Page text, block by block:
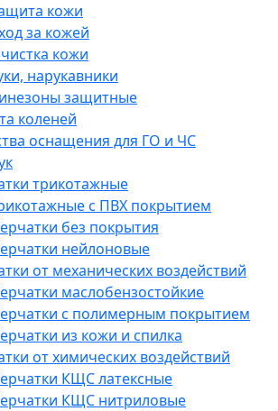
кожи
за кожей
кожи
нарукавники
защитные
коленей
оснащения для ГО и ЧС
трикотажные
с ПВХ покрытием
без покрытия
нейлоновые
от механических воздействий
маслобензостойкие
с полимерным покрытием
из кожи и спилка
от химических воздействий
КЩС латексные
КЩС нитриловые